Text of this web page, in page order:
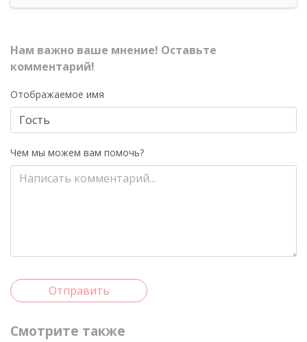
Нам важно ваше мнение! Оставьте
комментарий!
Отображаемое имя
Чем мы можем вам помочь?
Отправить
Смотрите также